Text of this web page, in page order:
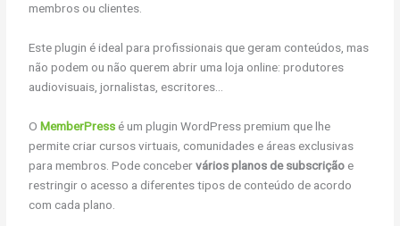
membros ou clientes.
Este plugin é ideal para profissionais que geram conteúdos, mas
não podem ou não querem abrir uma loja online: produtores
audiovisuais, jornalistas, escritores…
OMemberPress é um plugin WordPress premium que lhe
permite criar cursos virtuais, comunidades e áreas exclusivas
para membros. Pode concebervários planos de subscrição e
restringir o acesso a diferentes tipos de conteúdo de acordo
com cada plano.